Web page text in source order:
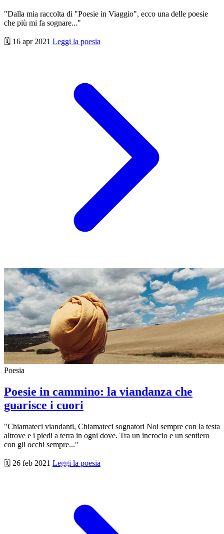
"Dalla mia raccolta di "Poesie in Viaggio", ecco una delle poesie
che più mi fa sognare..."
🗓️ 16 apr 2021 Leggi la poesia
Poesia
Poesie in cammino: la viandanza che
guarisce i cuori
"Chiamateci viandanti, Chiamateci sognatori Noi sempre con la testa
altrove e i piedi a terra in ogni dove. Tra un incrocio e un sentiero
con gli occhi sempre..."
🗓️ 26 feb 2021 Leggi la poesia